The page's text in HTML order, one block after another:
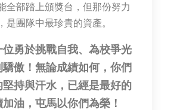
全部踏上頒獎台，但那份努力
是團隊中最珍貴的資產。
勇於挑戰自我、為校爭光
驕傲！無論成績如何，你們
持與汗水，已經是最好的
油，屯馬以你們為榮！